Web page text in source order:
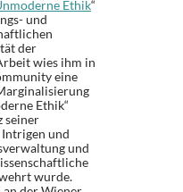
Ethik“
und
der
wies ihm in
eine
Ethik“
seiner
und
und
wurde.